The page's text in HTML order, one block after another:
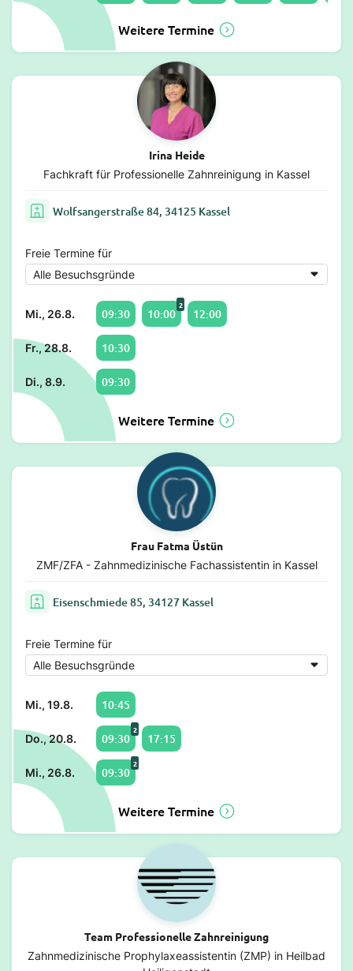
Weitere Termine
Irina Heide
Fachkraft für Professionelle Zahnreinigung in Kassel
Wolfsangerstraße 84, 34125 Kassel
Freie Termine für
Mi., 26.8. 09:30 10:00
2
12:00
Fr., 28.8. 10:30
Di., 8.9. 09:30
Weitere Termine
Frau Fatma Üstün
ZMF/ZFA - Zahnmedizinische Fachassistentin in Kassel
Eisenschmiede 85, 34127 Kassel
Freie Termine für
Mi., 19.8. 10:45
Do., 20.8. 09:30
2
17:15
Mi., 26.8. 09:30
2
Weitere Termine
Team Professionelle Zahnreinigung
Zahnmedizinische Prophylaxeassistentin (ZMP) in Heilbad